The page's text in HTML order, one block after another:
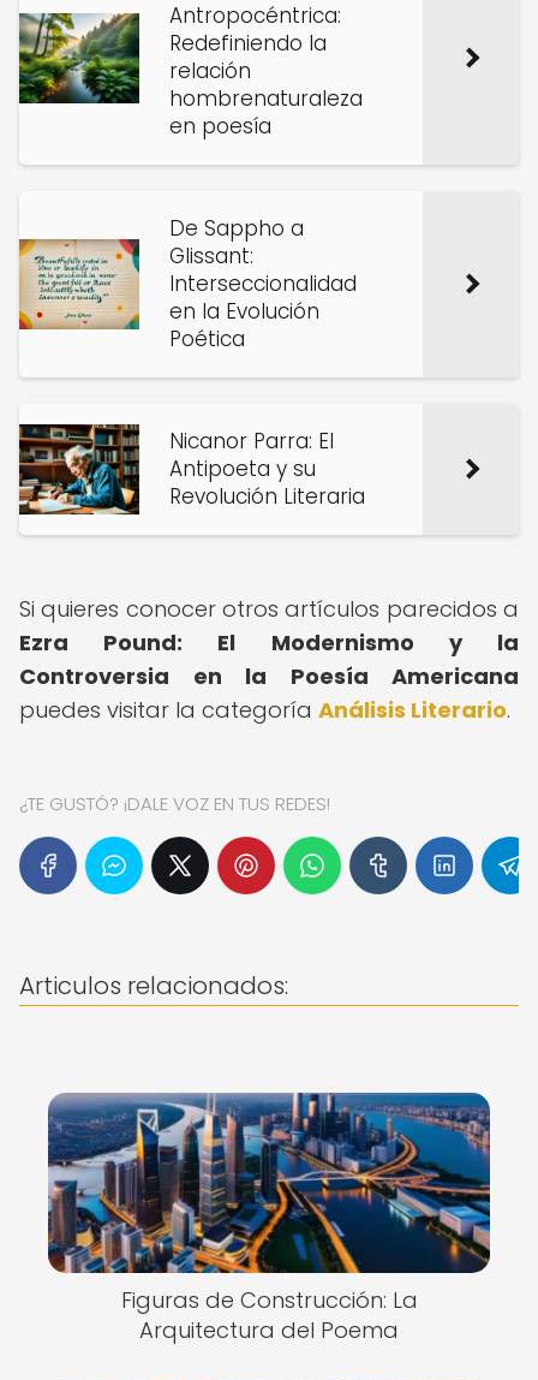
Antropocéntrica:
Redefiniendo la
relación
hombrenaturaleza
en poesía
De Sappho a
Glissant:
Interseccionalidad
en la Evolución
Poética
Nicanor Parra: El
Antipoeta y su
Revolución Literaria
Si quieres conocer otros artículos parecidos a
Ezra Pound: El Modernismo y la
Controversia en la Poesía Americana
puedes visitar la categoría Análisis Literario.
¿TE GUSTÓ? ¡DALE VOZ EN TUS REDES!
Articulos relacionados:
Figuras de Construcción: La
Arquitectura del Poema